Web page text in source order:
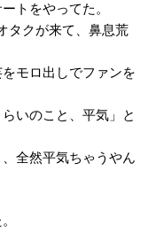
トをやってた。
タクが来て、鼻息荒
モロ出しでファンを
いのこと、平気」と
全然平気ちゃうやん